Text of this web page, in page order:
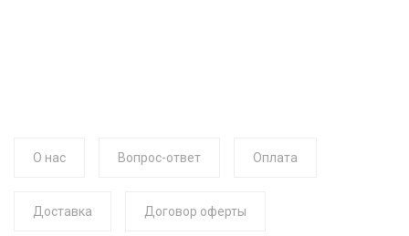
О нас Вопрос-ответ Оплата
Доставка Договор оферты